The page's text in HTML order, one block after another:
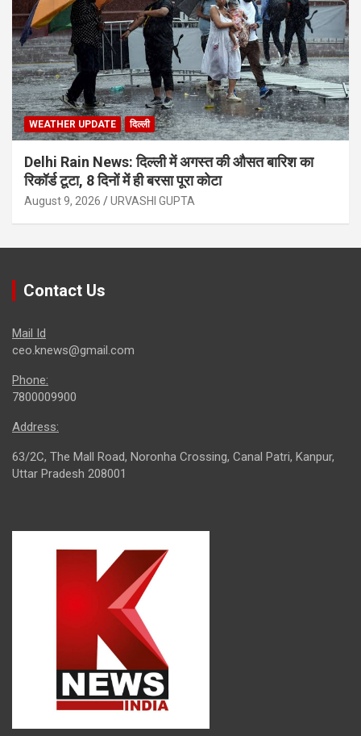
WEATHER UPDATE दिल्ली
Delhi Rain News: दिल्ली में अगस्त की औसत बारिश का
रिकॉर्ड टूटा, 8 दिनों में ही बरसा पूरा कोटा
August 9, 2026 URVASHI GUPTA
Contact Us
Mail Id
ceo.knews@gmail.com
Phone:
7800009900
Address:
63/2C, The Mall Road, Noronha Crossing, Canal Patri, Kanpur,
Uttar Pradesh 208001